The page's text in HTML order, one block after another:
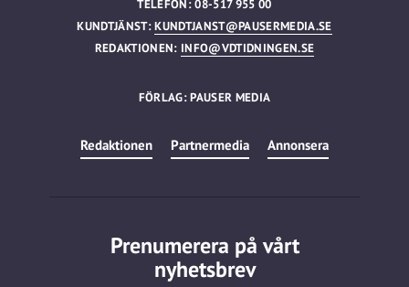
TELEFON: 08-517 955 00
KUNDTJÄNST:KUNDTJANST@PAUSERMEDIA.SE
REDAKTIONEN: INFO@VDTIDNINGEN.SE
FÖRLAG: PAUSER MEDIA
Redaktionen Partnermedia Annonsera
Prenumerera på vårt
nyhetsbrev